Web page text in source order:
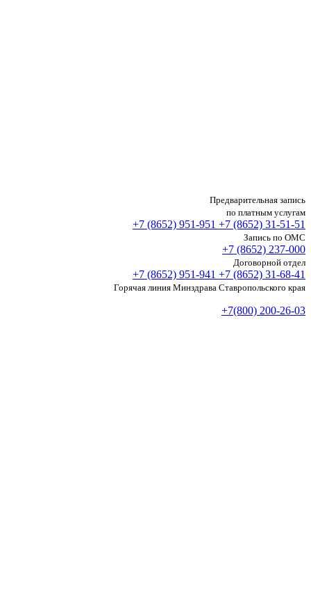
Предварительная запись
по платным услугам
+7 (8652) 951-951 +7 (8652) 31-51-51
Запись по ОМС
+7 (8652) 237-000
Договорной отдел
+7 (8652) 951-941 +7 (8652) 31-68-41
Горячая линия Минздрава Ставропольского края
+7(800) 200-26-03